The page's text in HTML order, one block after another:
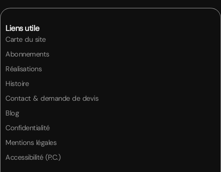
Liens utile
Carte du site
Abonnements
Réalisations
Histoire
Contact & demande de devis
Blog
Confidentialité
Mentions légales
Accessibilité (P.C.)